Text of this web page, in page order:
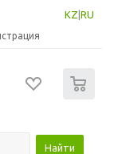
KZ RU
Найти